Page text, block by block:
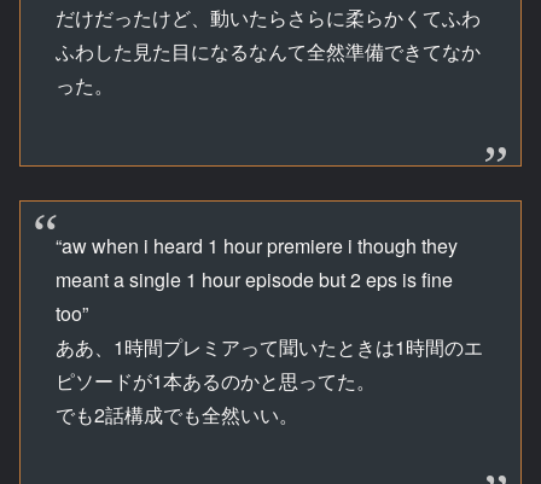
だけだったけど、動いたらさらに柔らかくてふわ
ふわした見た目になるなんて全然準備できてなか
った。
“aw when i heard 1 hour premiere i though they
meant a single 1 hour episode but 2 eps is fine
too”
ああ、1時間プレミアって聞いたときは1時間のエ
ピソードが1本あるのかと思ってた。
でも2話構成でも全然いい。